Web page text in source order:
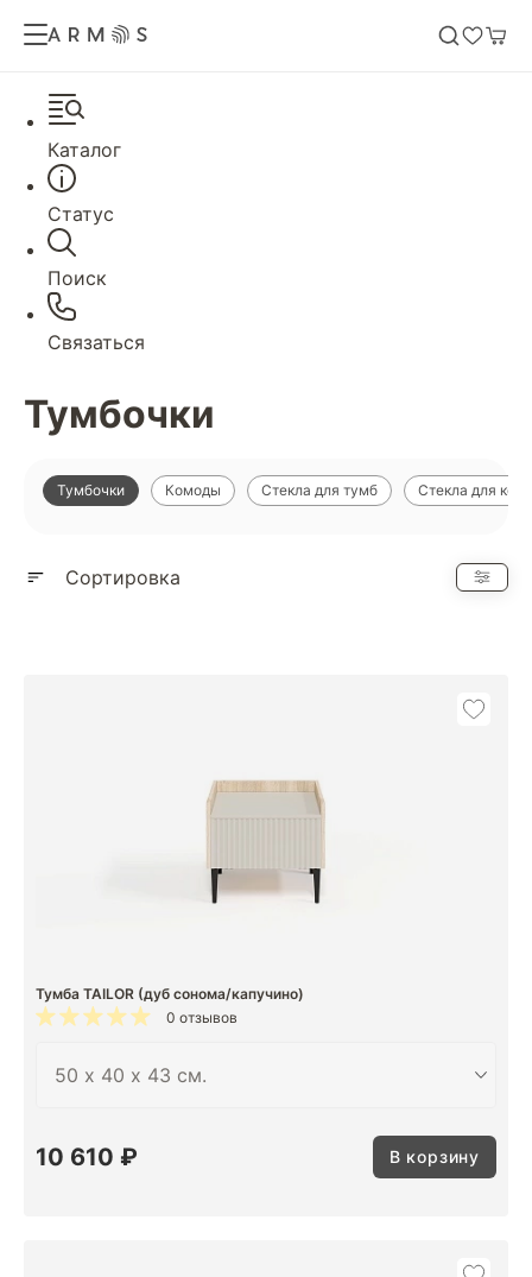
Каталог
Статус
Поиск
Связаться
Тумбочки
Тумбочки Комоды Стекла для тумб Стекла для
Сортировка
Тумба TAILOR (дуб сонома/капучино)
0 отзывов
10 610 ₽ В корзину